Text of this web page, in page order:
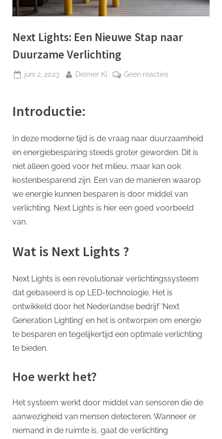
Next Lights: Een Nieuwe Stap naar
Duurzame Verlichting
Geplaatst
juni 2, 2023 Door
Delmer Ki Geen reactiesop
naar
Duurzame
Verlichting
Introductie:
In deze moderne tijd is de vraag naar duurzaamheid
en energiebesparing steeds groter geworden. Dit is
niet alleen goed voor het milieu, maar kan ook
kostenbesparend zijn. Een van de manieren waarop
we energie kunnen besparen is door middel van
verlichting. Next Lights is hier een goed voorbeeld
van.
Wat is Next Lights ?
Next Lights is een revolutionair verlichtingssysteem
dat gebaseerd is op LED-technologie. Het is
ontwikkeld door het Nederlandse bedrijf ‘Next
Generation Lighting’ en het is ontworpen om energie
te besparen en tegelijkertijd een optimale verlichting
te bieden.
Hoe werkt het?
Het systeem werkt door middel van sensoren die de
aanwezigheid van mensen detecteren. Wanneer er
niemand in de ruimte is, gaat de verlichting